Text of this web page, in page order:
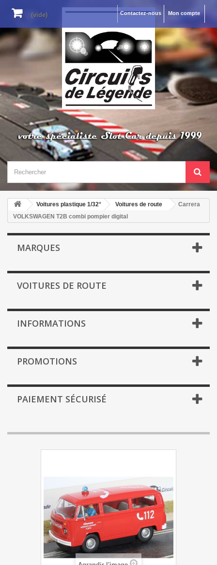
Mon compte
Contactez-nous
(vide)
Voitures plastique 1/32° Voitures de route
Carrera
VOLKSWAGEN T2B combi pompier digital
MARQUES
VOITURES DE ROUTE
INFORMATIONS
PROMOTIONS
PAIEMENT SÉCURISÉ